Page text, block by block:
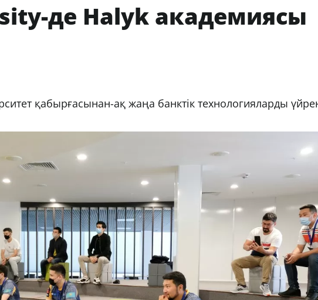
де Halyk академиясы
қабырғасынан-ақ жаңа банктік технологияларды